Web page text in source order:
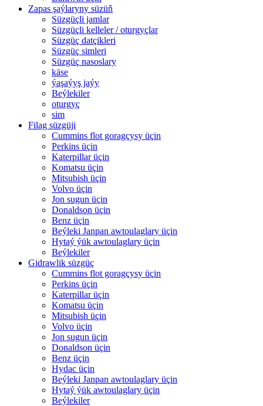
Zapas şaýlaryny süzüň
Süzgüçli jamlar
Süzgüçli kelleler / oturgyçlar
Süzgüç datçikleri
Süzgüç simleri
Süzgüç nasoslary
käse
ýaşaýyş jaýy
Beýlekiler
oturgyç
sim
Filag süzgüji
Cummins flot goragçysy üçin
Perkins üçin
Katerpillar üçin
Komatsu üçin
Mitsubish üçin
Volvo üçin
Jon sugun üçin
Donaldson üçin
Benz üçin
Beýleki Janpan awtoulaglary üçin
Hytaý ýük awtoulaglary üçin
Beýlekiler
Gidrawlik süzgüç
Cummins flot goragçysy üçin
Perkins üçin
Katerpillar üçin
Komatsu üçin
Mitsubish üçin
Volvo üçin
Jon sugun üçin
Donaldson üçin
Benz üçin
Hydac üçin
Beýleki Janpan awtoulaglary üçin
Hytaý ýük awtoulaglary üçin
Beýlekiler